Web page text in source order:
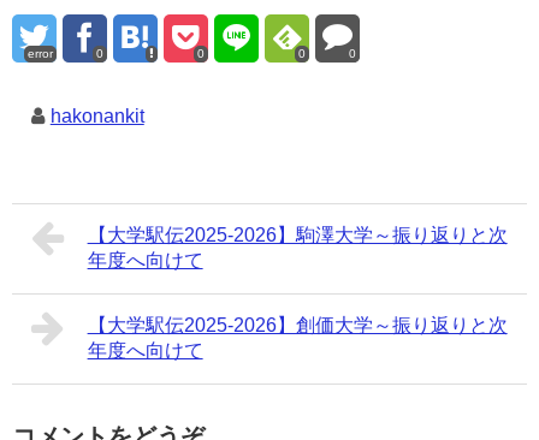
error 0 0 0 0
hakonankit
【大学駅伝2025-2026】駒澤大学～振り返りと次
年度へ向けて
【大学駅伝2025-2026】創価大学～振り返りと次
年度へ向けて